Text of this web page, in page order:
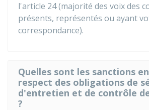
l'article 24 (majorité des voix des
présents, représentés ou ayant
correspondance).
Quelles sont les sanctions
respect des obligations de
d'entretien et de contrôle
?